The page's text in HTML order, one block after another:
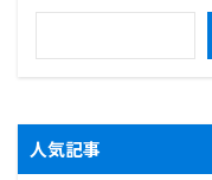
人気記事